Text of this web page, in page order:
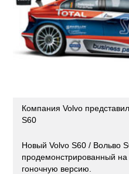
Компания Volvo
S60
Новый Volvo S60 / Вольво
продемонстрированный
гоночную версию.